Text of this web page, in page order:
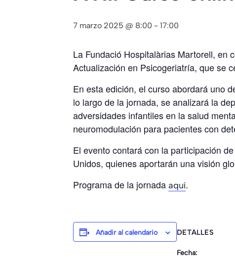
7 marzo 2025 @ 8:00 - 17:00
La Fundació Hospitalàrias Martorell, en
Actualización en Psicogeriatría, que se
En esta edición, el curso abordará uno
lo largo de la jornada, se analizará la
adversidades infantiles en la salud
neuromodulación para pacientes con
El evento contará con la participación
Unidos, quienes aportarán una visión
Programa de la jornada aquí.
Añadir al calendario DETALLES
Fecha: